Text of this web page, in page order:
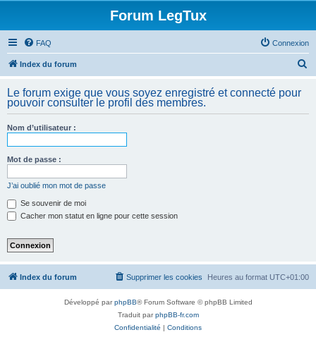
Forum LegTux
FAQ Connexion
Index du forum
h
Le forum exige que vous soyez enregistré et connecté pour
pouvoir consulter le profil des membres.
Nom d’utilisateur :
Mot de passe :
J’ai oublié mon mot de passe
Se souvenir de moi
Cacher mon statut en ligne pour cette session
Index du forum Heures au format UTC+01:00
Supprimer les cookies
Développé parphpBB® Forum Software © phpBB Limited
Traduit parphpBB-fr.com
Confidentialité | Conditions